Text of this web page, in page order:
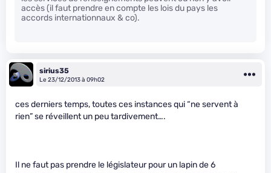
accès (il faut prendre en compte les lois du pays les
accords internationnaux & co).
sirius35
Le 23/12/2013 à 09h02
ces derniers temps, toutes ces instances qui “ne servent à
rien” se réveillent un peu tardivement….
Il ne faut pas prendre le législateur pour un lapin de 6